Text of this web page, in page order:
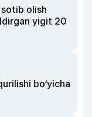
olish
yigit 20
bo‘yicha